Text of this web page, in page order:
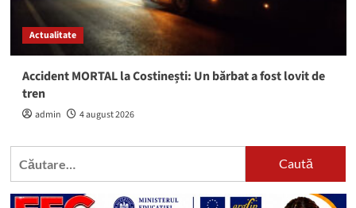
Actualitate
Accident MORTAL la Costinești: Un bărbat a fost lovit de
tren
admin 4 august 2026
Caută